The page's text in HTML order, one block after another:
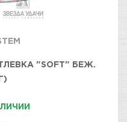
"SOFT" БЕЖ.